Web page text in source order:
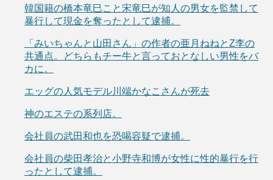
韓国籍の橋本竜巳こと宋竜巳が知人の男女を監禁して
暴行して現金を奪ったとして逮捕。
「みいちゃんと山田さん」の作者の亜月ねねとZ李の
共通点。どちらもチー牛と言っておとなしい男性をバ
カに。
エッグの人気モデル川端かなこさんが死去
神のエステの系列店。
会社員の武田和也を恐喝容疑で逮捕。
会社員の柴田孝治と小野寺和博が女性に性的暴行を行
ったとして逮捕。